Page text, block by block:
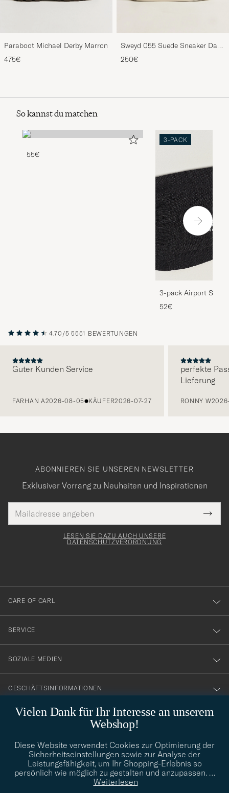
Paraboot Michael Derby Marron
475€
Sweyd 055 Suede Sneaker Dark
Grey
250€
So kannst du matchen
55€
3-PACK
3-pack Airport
Melange
52€
4.70/5 5551 BEWERTUNGEN
Guter Kunden Service
FARHAN A2026-08-05 KÄUFER2026-07-27
perfekte
Lieferung
RONNY W
Vielen Dank für Ihr Interesse an unserem
Webshop!
Diese Website verwendet Cookies zur Optimierung der
Sicherheitseinstellungen sowie zur Analyse der
Leistungsfähigkeit, um Ihr Shopping-Erlebnis so
persönlich wie möglich zu gestalten und anzupassen. …
Weiterlesen
ABONNIEREN SIE UNSEREN NEWSLETTER
Exklusiver Vorrang zu Neuheiten und Inspirationen
Mail
Adresse
Tack
för
dig
till
vårt
nyhetsbrev!
LESEN SIE DAZU AUCH UNSERE
DATENSCHUTZVERORDNUNG
CARE OF CARL
SERVICE
SOZIALE MEDIEN
GESCHÄFTSINFORMATIONEN
info@careofcarl.de
Benötigen Sie Hilfe bei der Suche nach Ihrem persönlichen Stil?
Wenden Sie sich an uns, wir helfen Ihnen gerne weiter!
STILBERATUNG